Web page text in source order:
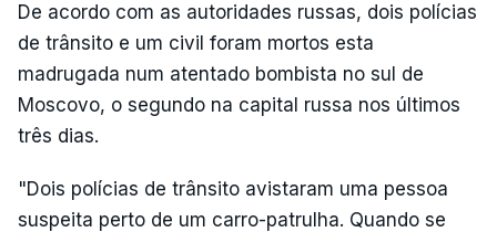
De acordo com as autoridades russas, dois polícias
de trânsito e um civil foram mortos esta
madrugada num atentado bombista no sul de
Moscovo, o segundo na capital russa nos últimos
três dias.
"Dois polícias de trânsito avistaram uma pessoa
suspeita perto de um carro-patrulha. Quando se